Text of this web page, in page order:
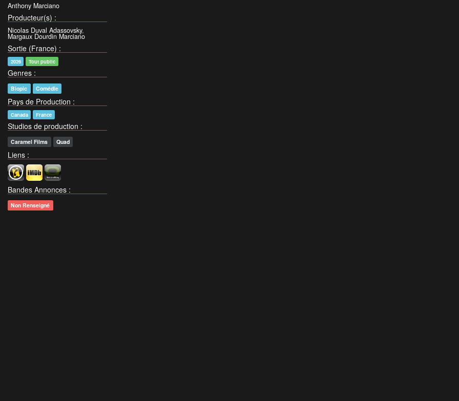
Anthony Marciano
Producteur(s) :
Nicolas Duval Adassovsky,
Margaux Dourdin Marciano
Sortie (France) :
2026 Tout public
Genres :
Biopic Comédie
Pays de Production :
Canada France
Studios de production :
Caramel Films Quad
Liens :
Bandes Annonces :
Non Renseigné